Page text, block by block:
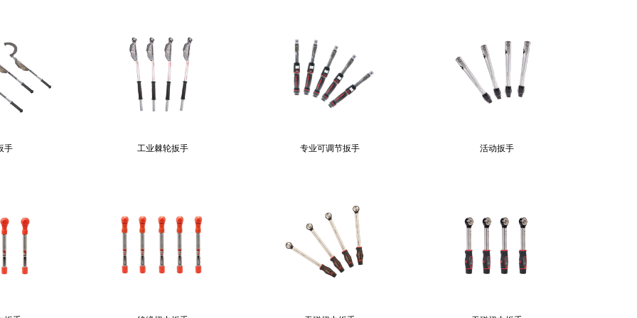
手 工业棘轮扳手 专业可调节扳手 活动扳手